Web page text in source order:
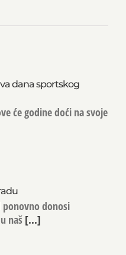
dana sportskog
će godine doći na svoje
ponovno donosi
naš [...]